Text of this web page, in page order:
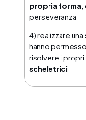
propria forma
perseveranza
4) realizzare una
hanno
risolvere i propri
scheletrici